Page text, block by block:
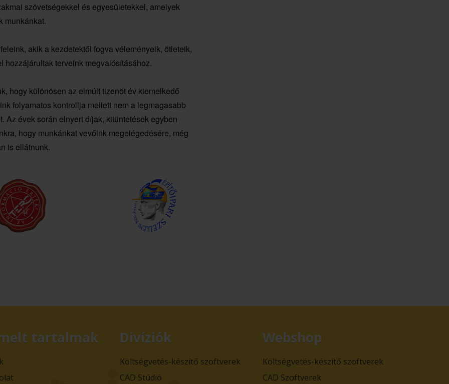
szövetségekkel és egyesületekkel, amelyek
munkánkat.
akik a kezdetektől fogva véleményeik, ötleteik,
terveink megvalósításához.
hogy különösen az elmúlt tizenöt év kiemelkedő
folyamatos kontrollja mellett nem a legmagasabb
Az évek során elnyert díjak, kitüntetések egyben
hogy munkánkat vevőink megelégedésére, még
is ellátnunk.
tartalmak Divíziók
Költségvetés-készítő szoftverek
CAD Stúdió
Webshop
Költségvetés-készítő szoftverek
CAD Szoftverek